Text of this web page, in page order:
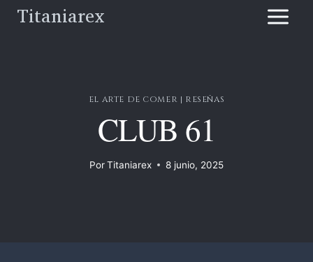
SaltarTitaniarex
EL ARTE DE COMER | RESEÑAS
CLUB 61
PorTitaniarex 8 junio, 2025